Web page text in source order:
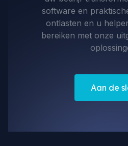
software en
ontlasten en u
bereiken met onze
Aan de